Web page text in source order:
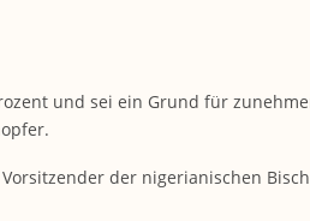
und sei ein Grund für
der nigerianischen